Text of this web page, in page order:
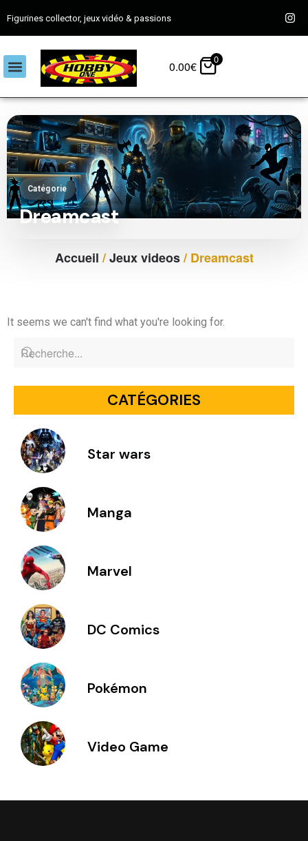
Figurines collector, jeux vidéo & passions
0.00€ 0
Catégorie
Dreamcast
Accueil /Jeux videos/ Dreamcast
It seems we can't find what you're looking for.
CATÉGORIES
Star wars
Manga
Marvel
DC Comics
Pokémon
Video Game